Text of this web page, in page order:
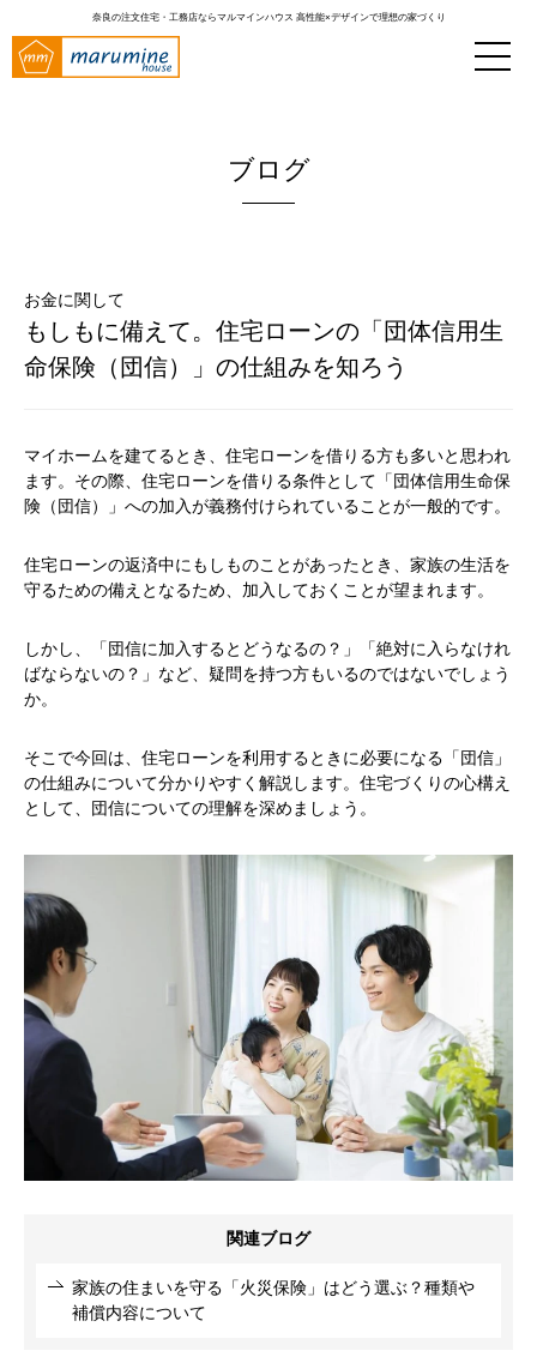
奈良の注文住宅・工務店ならマルマインハウス 高性能×デザインで理想の家づくり
ブログ
お金に関して
もしもに備えて。住宅ローンの「団体信用生
命保険（団信）」の仕組みを知ろう
マイホームを建てるとき、住宅ローンを借りる方も多いと思われ
ます。その際、住宅ローンを借りる条件として「団体信用生命保
険（団信）」への加入が義務付けられていることが一般的です。
住宅ローンの返済中にもしものことがあったとき、家族の生活を
守るための備えとなるため、加入しておくことが望まれます。
しかし、「団信に加入するとどうなるの？」「絶対に入らなけれ
ばならないの？」など、疑問を持つ方もいるのではないでしょう
か。
そこで今回は、住宅ローンを利用するときに必要になる「団信」
の仕組みについて分かりやすく解説します。住宅づくりの心構え
として、団信についての理解を深めましょう。
関連ブログ
家族の住まいを守る「火災保険」はどう選ぶ？種類や
補償内容について